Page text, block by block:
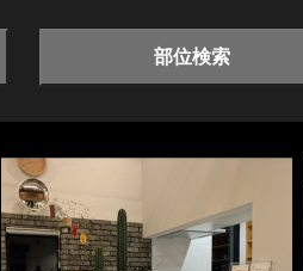
部位検索